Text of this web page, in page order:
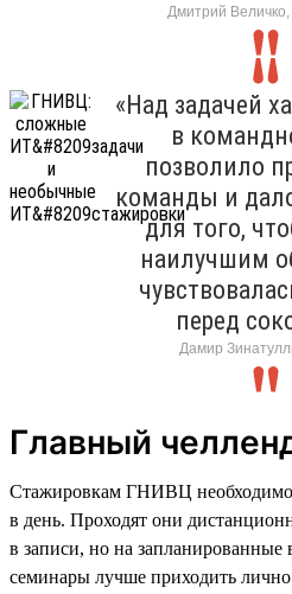
Дмитрий Величко,
«Над задачей
в
позволило
команды и
для того,
наилучшим
перед
Дамир
Главный
Стажировкам ГНИВЦ необходимо
в день. Проходят они
в записи, но на запланированные
семинары лучше приходить